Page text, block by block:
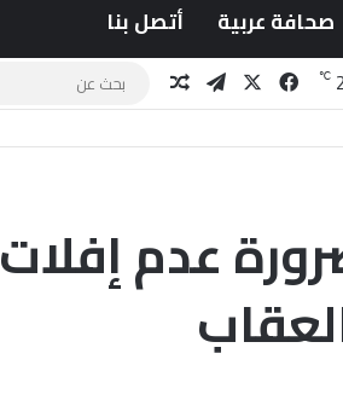
صحافة عربية أتصل بنا
℃ فيسبوك تيلقراممقال عشوائي
عدم إفلات